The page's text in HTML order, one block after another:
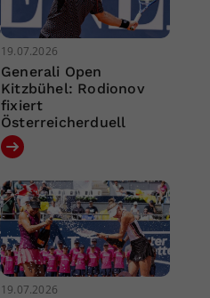
19.07.2026
Generali Open
Kitzbühel: Rodionov
fixiert
Österreicherduell
19.07.2026